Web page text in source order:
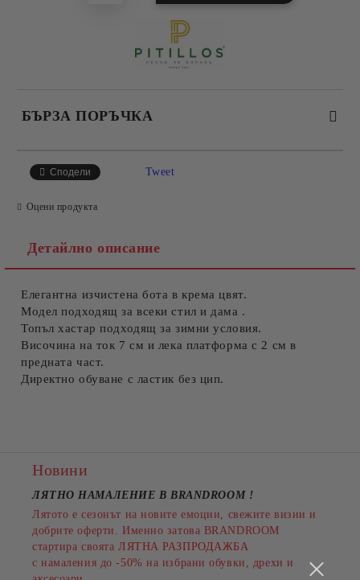
БЪРЗА ПОРЪЧКА
Съгласен съм с Политиката за лични данни
Ние ще се свържем с вас в рамките на работния ден.
Сподели Tweet
Оцени продукта
Детайлно описание
Елегантна изчистена бота в крема цвят.
Модел подходящ за всеки стил и дама .
Топъл хастар подходящ за зимни условия.
Височина на ток 7 см и лека платформа с 2 см в
предната част.
Директно обуване с ластик без цип.
Новини
ЛЯТНО НАМАЛЕНИЕ В BRANDROOM !
Лятото е сезонът на новите емоции, свежите визии и
добрите оферти. Именно затова BRANDROOM
стартира своята ЛЯТНА РАЗПРОДАЖБА
с намаления до -50% на избрани обувки, дрехи и